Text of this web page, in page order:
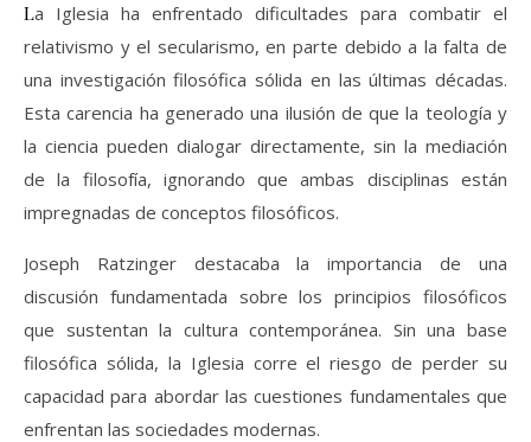
La Iglesia ha enfrentado dificultades para combatir el
relativismo y el secularismo, en parte debido a la falta de
una investigación filosófica sólida en las últimas décadas.
Esta carencia ha generado una ilusión de que la teología y
la ciencia pueden dialogar directamente, sin la mediación
de la filosofía, ignorando que ambas disciplinas están
impregnadas de conceptos filosóficos.
Joseph Ratzinger destacaba la importancia de una
discusión fundamentada sobre los principios filosóficos
que sustentan la cultura contemporánea. Sin una base
filosófica sólida, la Iglesia corre el riesgo de perder su
capacidad para abordar las cuestiones fundamentales que
enfrentan las sociedades modernas.